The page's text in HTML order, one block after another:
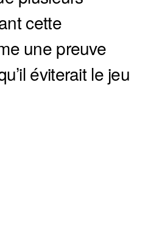
cette
une preuve
éviterait le jeu